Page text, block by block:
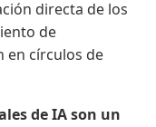
directa de los
de
en círculos de
de IA son un